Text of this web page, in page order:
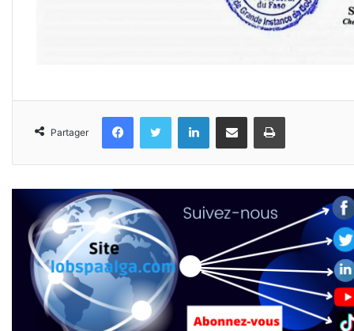
Partager
FacebookTwitter LinkedinPartager par email Imprimer